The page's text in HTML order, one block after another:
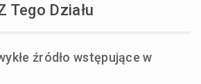
Tego Działu
źródło wstępujące w